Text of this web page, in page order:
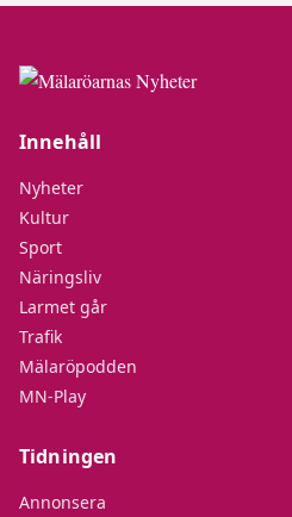
Innehåll
Nyheter
Kultur
Sport
Näringsliv
Larmet går
Trafik
Mälaröpodden
MN-Play
Tidningen
Annonsera